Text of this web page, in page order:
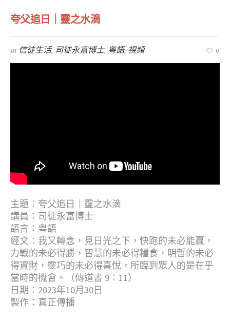
夸父追日｜靈之水滴
in 信徒生活, 司徒永富博士, 粤語, 視頻 0
主題：夸父追日｜靈之水滴
講員：司徒永富博士
語言：粤語
經文：我又轉念，見日光之下，快跑的未必能贏，
力戰的未必得勝，智慧的未必得糧食，明哲的未必
得資財，靈巧的未必得喜悅，所臨到眾人的是在乎
當時的機會。（傳道書 9：11）
日期：2023年10月30日
製作：真正傳播